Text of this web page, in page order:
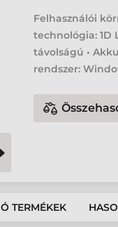
Felhasználói
technológia: 1D
távolságú •
rendszer:
TERMÉKEK